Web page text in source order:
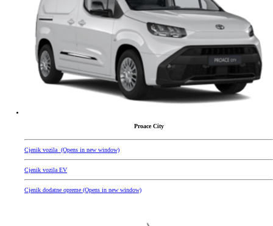
Proace City
Cjenik vozila (Opens in new window)
Cjenik vozila EV
Cjenik dodatne opreme (Opens in new window)